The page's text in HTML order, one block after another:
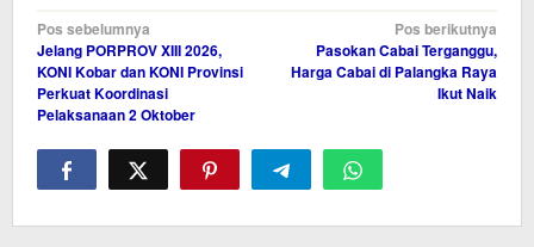
Navigasi
pos
Pos sebelumnya
Jelang PORPROV XIII 2026,
KONI Kobar dan KONI Provinsi
Perkuat Koordinasi
Pelaksanaan 2 Oktober
Pos berikutnya
Pasokan Cabai Terganggu,
Harga Cabai di Palangka Raya
Ikut Naik